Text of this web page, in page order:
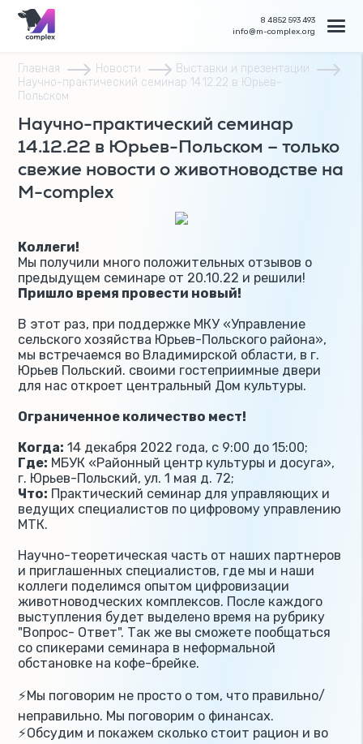
8 4852 593 493
info@m-complex.org
Главная Новости
Выставки и презентации
Научно-практический семинар 14.12.22 в Юрьев-
Польском
Научно-практический семинар
14.12.22 в Юрьев-Польском – только
свежие новости о животноводстве на
M-complex
Коллеги!
Мы получили много положительных отзывов о
предыдущем семинаре от 20.10.22 и решили!
Пришло время провести новый!
В этот раз, при поддержке МКУ «Управление
сельского хозяйства Юрьев-Польского района»,
мы встречаемся во Владимирской области, в г.
Юрьев Польский. своими гостеприимные двери
для нас откроет центральный Дом культуры.
Ограниченное количество мест!
Когда: 14 декабря 2022 года, с 9:00 до 15:00;
Где: МБУК «Районный центр культуры и досуга»,
г. Юрьев-Польский, ул. 1 мая д. 72;
Что: Практический семинар для управляющих и
ведущих специалистов по цифровому управлению
МТК.
Научно-теоретическая часть от наших партнеров
и приглашенных специалистов, где мы и наши
коллеги поделимся опытом цифровизации
животноводческих комплексов. После каждого
выступления будет выделено время на рубрику
"Вопрос- Ответ". Так же вы сможете пообщаться
со спикерами семинара в неформальной
обстановке на кофе-брейке.
⚡️Мы поговорим не просто о том, что правильно/
неправильно. Мы поговорим о финансах.
⚡️Обсудим и покажем сколько стоит рацион и во